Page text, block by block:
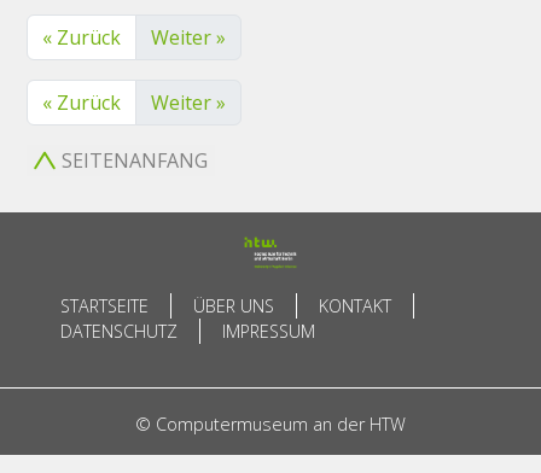
« Zurück Weiter »
« Zurück Weiter »
SEITENANFANG
STARTSEITE ÜBER UNS
KONTAKT
DATENSCHUTZ
IMPRESSUM
© Computermuseum an der HTW